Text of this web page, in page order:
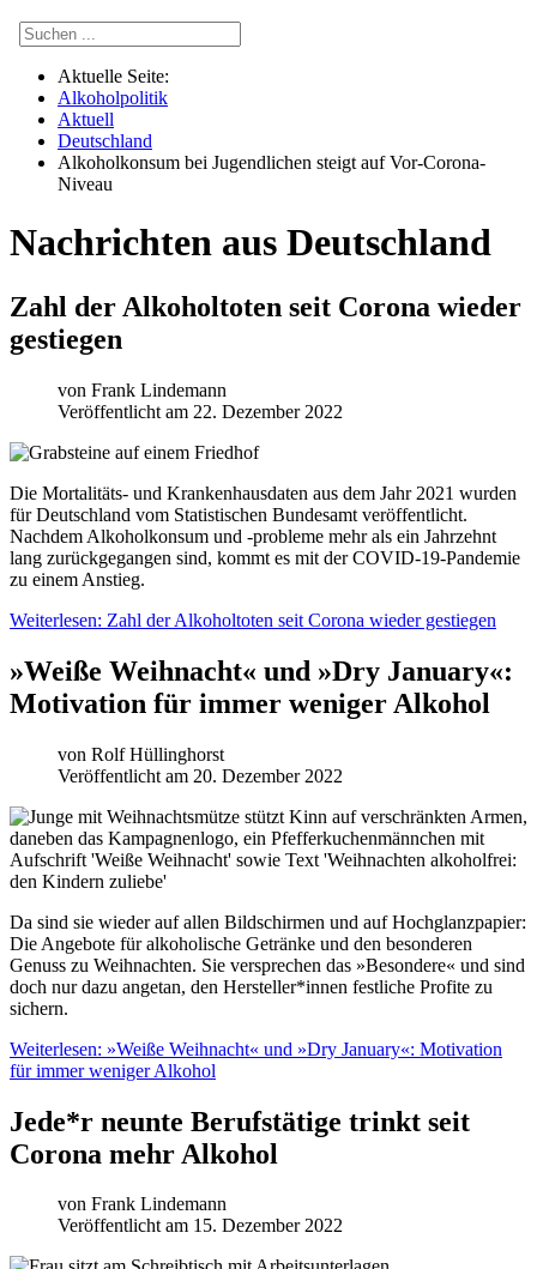
Aktuelle Seite:
Alkoholpolitik
Aktuell
Deutschland
Alkoholkonsum bei Jugendlichen steigt auf Vor-Corona-
Niveau
Nachrichten aus Deutschland
Zahl der Alkoholtoten seit Corona wieder
gestiegen
von Frank Lindemann
Veröffentlicht am 22. Dezember 2022
Die Mortalitäts- und Krankenhausdaten aus dem Jahr 2021 wurden
für Deutschland vom Statistischen Bundesamt veröffentlicht.
Nachdem Alkoholkonsum und ‑probleme mehr als ein Jahrzehnt
lang zurückgegangen sind, kommt es mit der COVID-19-Pandemie
zu einem Anstieg.
Weiterlesen: Zahl der Alkoholtoten seit Corona wieder gestiegen
»Weiße Weihnacht« und »Dry January«:
Motivation für immer weniger Alkohol
von Rolf Hüllinghorst
Veröffentlicht am 20. Dezember 2022
Da sind sie wieder auf allen Bildschirmen und auf Hochglanzpapier:
Die Angebote für alkoholische Getränke und den besonderen
Genuss zu Weihnachten. Sie versprechen das »Besondere« und sind
doch nur dazu angetan, den Hersteller*innen festliche Profite zu
sichern.
Weiterlesen: »Weiße Weihnacht« und »Dry January«: Motivation
für immer weniger Alkohol
Jede*r neunte Berufstätige trinkt seit
Corona mehr Alkohol
von Frank Lindemann
Veröffentlicht am 15. Dezember 2022